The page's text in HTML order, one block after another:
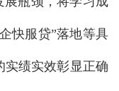
快服贷”落地等具
实绩实效彰显正确